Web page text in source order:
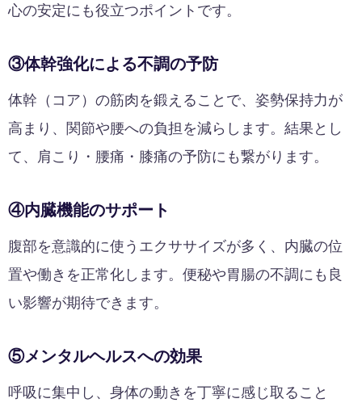
心の安定にも役立つポイントです。
③体幹強化による不調の予防
体幹（コア）の筋肉を鍛えることで、姿勢保持力が
高まり、関節や腰への負担を減らします。結果とし
て、肩こり・腰痛・膝痛の予防にも繋がります。
④内臓機能のサポート
腹部を意識的に使うエクササイズが多く、内臓の位
置や働きを正常化します。便秘や胃腸の不調にも良
い影響が期待できます。
⑤メンタルヘルスへの効果
呼吸に集中し、身体の動きを丁寧に感じ取ること